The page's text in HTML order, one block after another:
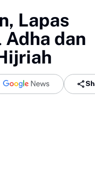
Lapas
dan